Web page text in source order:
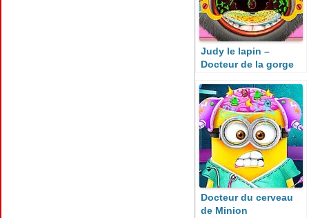
Judy le lapin –
Docteur de la gorge
Docteur du cerveau
de Minion